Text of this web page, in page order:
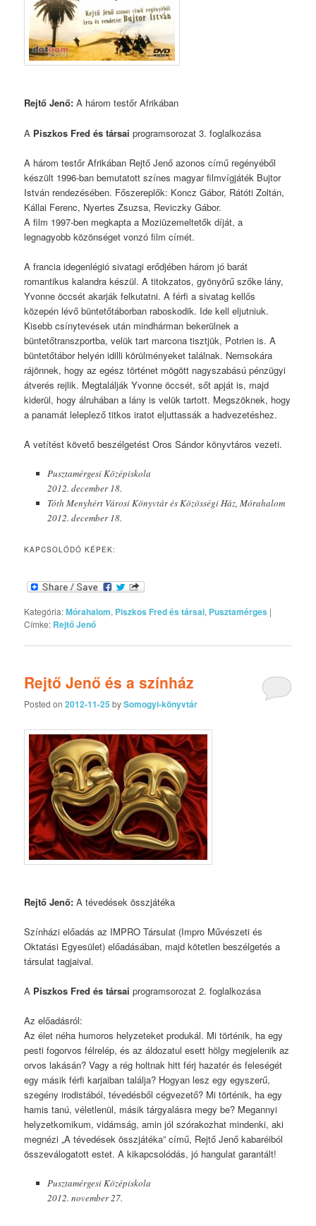
Rejtő Jenő:A három testőr Afrikában
A Piszkos Fred és társai programsorozat 3. foglalkozása
A három testőr Afrikában Rejtő Jenő azonos című regényéből
készült 1996-ban bemutatott színes magyar filmvígjáték Bujtor
István rendezésében. Főszereplők: Koncz Gábor, Rátóti Zoltán,
Kállai Ferenc, Nyertes Zsuzsa, Reviczky Gábor.
A film 1997-ben megkapta a Moziüzemeltetők díját, a
legnagyobb közönséget vonzó film címét.
A francia idegenlégió sivatagi erődjében három jó barát
romantikus kalandra készül. A titokzatos, gyönyörű szőke lány,
Yvonne öccsét akarják felkutatni. A férfi a sivatag kellős
közepén lévő büntetőtáborban raboskodik. Ide kell eljutniuk.
Kisebb csínytevések után mindhárman bekerülnek a
büntetőtranszportba, velük tart marcona tisztjük, Potrien is. A
büntetőtábor helyén idilli körülményeket találnak. Nemsokára
rájönnek, hogy az egész történet mögött nagyszabású pénzügyi
átverés rejlik. Megtalálják Yvonne öccsét, sőt apját is, majd
kiderül, hogy álruhában a lány is velük tartott. Megszöknek, hogy
a panamát leleplező titkos iratot eljuttassák a hadvezetéshez.
A vetítést követő beszélgetést Oros Sándor könyvtáros vezeti.
Pusztamérgesi Középiskola
2012. december 18.
Tóth Menyhért Városi Könyvtár és Közösségi Ház, Mórahalom
2012. december 18.
KAPCSOLÓDÓ KÉPEK:
Kategória:Mórahalom, Piszkos Fred és társai, Pusztamérges |
Címke: Rejtő Jenő
Rejtő Jenő és a színház
Posted on2012-11-25 bySomogyi-könyvtár
Rejtő Jenő:A tévedések összjátéka
Színházi előadás az IMPRO Társulat (Impro Művészeti és
Oktatási Egyesület) előadásában, majd kötetlen beszélgetés a
társulat tagjaival.
A Piszkos Fred és társai programsorozat 2. foglalkozása
Az előadásról:
Az élet néha humoros helyzeteket produkál. Mi történik, ha egy
pesti fogorvos félrelép, és az áldozatul esett hölgy megjelenik az
orvos lakásán? Vagy a rég holtnak hitt férj hazatér és feleségét
egy másik férfi karjaiban találja? Hogyan lesz egy egyszerű,
szegény irodistából, tévedésből cégvezető? Mi történik, ha egy
hamis tanú, véletlenül, másik tárgyalásra megy be? Megannyi
helyzetkomikum, vidámság, amin jól szórakozhat mindenki, aki
megnézi „A tévedések összjátéka” című, Rejtő Jenő kabaréiból
összeválogatott estet. A kikapcsolódás, jó hangulat garantált!
Pusztamérgesi Középiskola
2012. november 27.